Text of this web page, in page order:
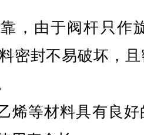
，由于阀杆只作
密封不易破坏，
烯等材料具有良